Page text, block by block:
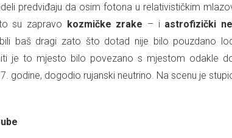
predviđaju da osim fotona u relativističkim
su zapravo kozmičke zrake – i astrofizički
baš dragi zato što dotad nije bilo pouzdano
je to mjesto bilo povezano s mjestom odakle
godine, dogodio rujanski neutrino. Na scenu je